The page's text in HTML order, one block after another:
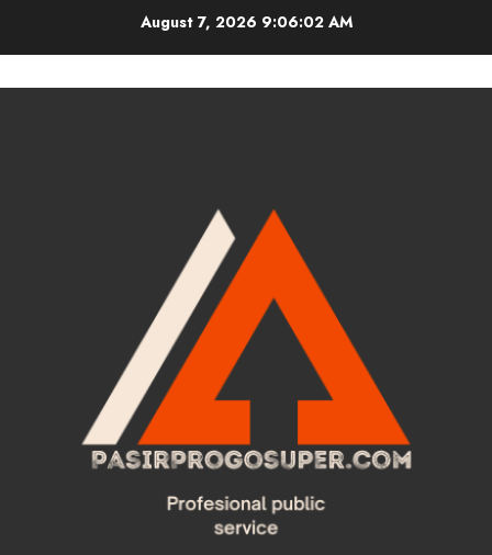
August 7, 2026 9:06:03 AM